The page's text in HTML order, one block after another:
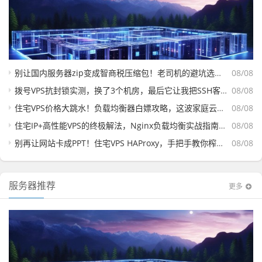
08/08
别让国内服务器zip变成智商税压缩包！老司机的避坑选购指南
08/08
拨号VPS抗封锁实测，换了3个机房，最后它让我把SSH客户端删了
08/08
住宅VPS价格大跳水！负载均衡器白嫖攻略，这波家庭云便宜到离谱，手慢真没了
08/08
住宅IP+高性能VPS的终极解法，Nginx负载均衡实战指南（附三款高性价比套餐横评）
08/08
别再让网站卡成PPT！住宅VPS HAProxy，手把手教你榨干每一兆带宽
服务器推荐 更多